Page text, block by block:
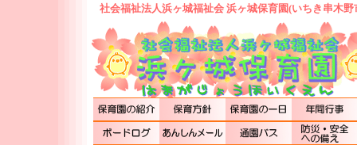
社会福祉法人浜ヶ城福祉会 浜ヶ城保育園(いちき串木野